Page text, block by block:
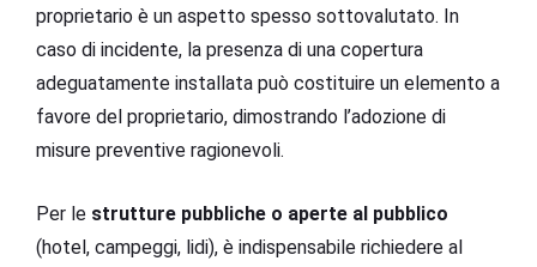
proprietario è un aspetto spesso sottovalutato. In
caso di incidente, la presenza di una copertura
adeguatamente installata può costituire un elemento a
favore del proprietario, dimostrando l’adozione di
misure preventive ragionevoli.
Per le strutture pubbliche o aperte al pubblico
(hotel, campeggi, lidi), è indispensabile richiedere al